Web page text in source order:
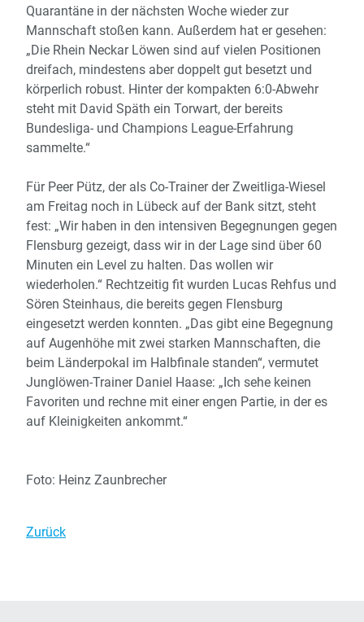
Quarantäne in der nächsten Woche wieder zur
Mannschaft stoßen kann. Außerdem hat er gesehen:
„Die Rhein Neckar Löwen sind auf vielen Positionen
dreifach, mindestens aber doppelt gut besetzt und
körperlich robust. Hinter der kompakten 6:0-Abwehr
steht mit David Späth ein Torwart, der bereits
Bundesliga- und Champions League-Erfahrung
sammelte.“
Für Peer Pütz, der als Co-Trainer der Zweitliga-Wiesel
am Freitag noch in Lübeck auf der Bank sitzt, steht
fest: „Wir haben in den intensiven Begegnungen gegen
Flensburg gezeigt, dass wir in der Lage sind über 60
Minuten ein Level zu halten. Das wollen wir
wiederholen.“ Rechtzeitig fit wurden Lucas Rehfus und
Sören Steinhaus, die bereits gegen Flensburg
eingesetzt werden konnten. „Das gibt eine Begegnung
auf Augenhöhe mit zwei starken Mannschaften, die
beim Länderpokal im Halbfinale standen“, vermutet
Junglöwen-Trainer Daniel Haase: „Ich sehe keinen
Favoriten und rechne mit einer engen Partie, in der es
auf Kleinigkeiten ankommt.“
Foto: Heinz Zaunbrecher
Zurück